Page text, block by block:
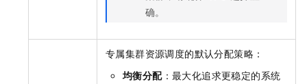
确。
专属集群资源调度的默认分配策略：
均衡分配：最大化追求更稳定的系统